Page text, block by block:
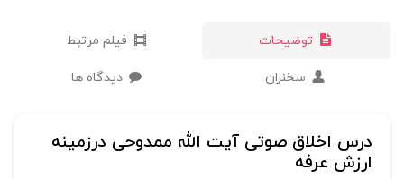
توضیحات فیلم مرتبط
سخنران دیدگاه ها
درس اخلاق صوتی آیت الله ممدوحی درزمینه
ارزش عرفه